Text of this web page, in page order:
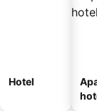
Hotel